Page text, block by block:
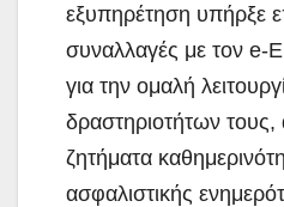
εξυπηρέτηση υπήρξε
συναλλαγές με τον e-
για την ομαλή
δραστηριοτήτων τους,
ζητήματα
ασφαλιστικής